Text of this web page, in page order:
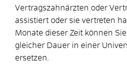
Vertragszahnärzten oder
assistiert oder sie vertreten
Monate dieser Zeit können
gleicher Dauer in einer
ersetzen.